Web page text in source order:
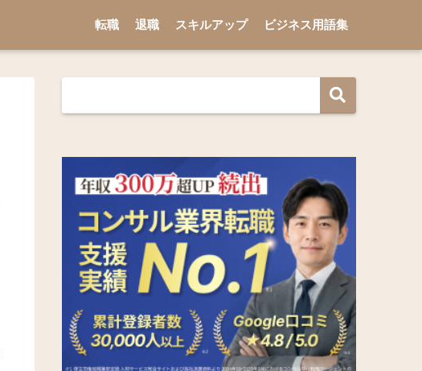
転職 退職 スキルアップ ビジネス用語集